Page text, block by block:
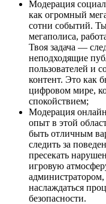
Модерация
как огромный
сотни событий.
мегаполиса,
Твоя задача —
неподходящие
пользователей и
контент. Это как
цифровом мире,
спокойствием;
Модерация
опыт в этой
быть отличным
следить за
пресекать
игровую
наслаждаться
безопасности.